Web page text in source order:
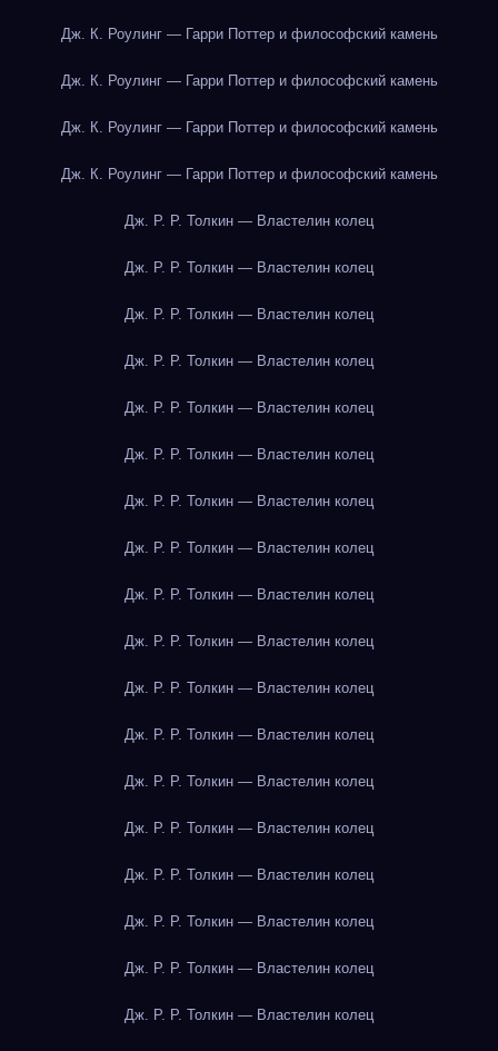
Дж. К. Роулинг — Гарри Поттер и философский камень
Дж. К. Роулинг — Гарри Поттер и философский камень
Дж. К. Роулинг — Гарри Поттер и философский камень
Дж. К. Роулинг — Гарри Поттер и философский камень
Дж. Р. Р. Толкин — Властелин колец
Дж. Р. Р. Толкин — Властелин колец
Дж. Р. Р. Толкин — Властелин колец
Дж. Р. Р. Толкин — Властелин колец
Дж. Р. Р. Толкин — Властелин колец
Дж. Р. Р. Толкин — Властелин колец
Дж. Р. Р. Толкин — Властелин колец
Дж. Р. Р. Толкин — Властелин колец
Дж. Р. Р. Толкин — Властелин колец
Дж. Р. Р. Толкин — Властелин колец
Дж. Р. Р. Толкин — Властелин колец
Дж. Р. Р. Толкин — Властелин колец
Дж. Р. Р. Толкин — Властелин колец
Дж. Р. Р. Толкин — Властелин колец
Дж. Р. Р. Толкин — Властелин колец
Дж. Р. Р. Толкин — Властелин колец
Дж. Р. Р. Толкин — Властелин колец
Дж. Р. Р. Толкин — Властелин колец